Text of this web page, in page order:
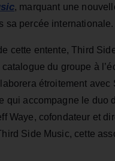
, marquant une
sa percée internationale.
cette entente, Third
du groupe à
étroitement avec
qui accompagne le duo
Waye, cofondateur et
Side Music, cette